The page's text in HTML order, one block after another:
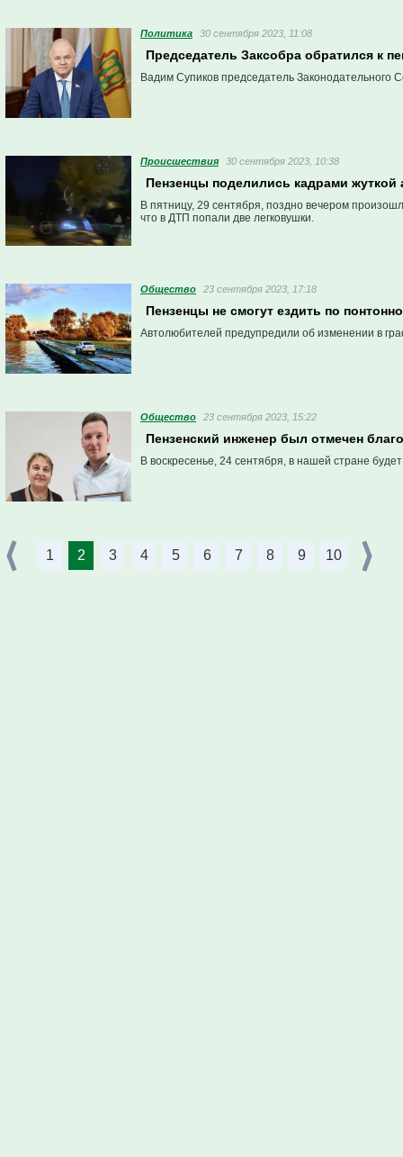
Политика 30 сентября 2023, 11:08
Председатель Заксобра обратился к
Вадим Супиков председатель Законодательного
Проиcшествия 30 сентября 2023, 10:38
Пензенцы поделились кадрами жуткой
В пятницу, 29 сентября, поздно вечером
что в ДТП попали две легковушки.
Общество 23 сентября 2023, 17:18
Пензенцы не смогут ездить по
Автолюбителей предупредили об изменении в
Общество 23 сентября 2023, 15:22
Пензенский инженер был отмечен
В воскресенье, 24 сентября, в нашей стране
1 2 3 4 5 6 7 8 9 10